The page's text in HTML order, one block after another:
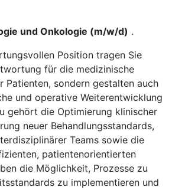
und Onkologie (m/w/d) .
Position tragen Sie
für die medizinische
Patienten, sondern gestalten auch
und operative Weiterentwicklung
gehört die Optimierung klinischer
neuer Behandlungsstandards,
Teams sowie die
patientenorientierten
die Möglichkeit, Prozesse zu
zu implementieren und